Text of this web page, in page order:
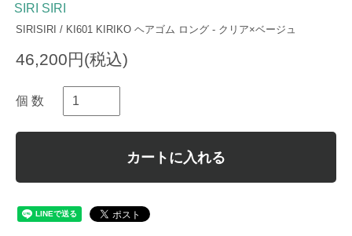
SIRI SIRI
SIRISIRI / KI601 KIRIKO ヘアゴム ロング - クリア×ベージュ
46,200円(税込)
個 数
カートに入れる